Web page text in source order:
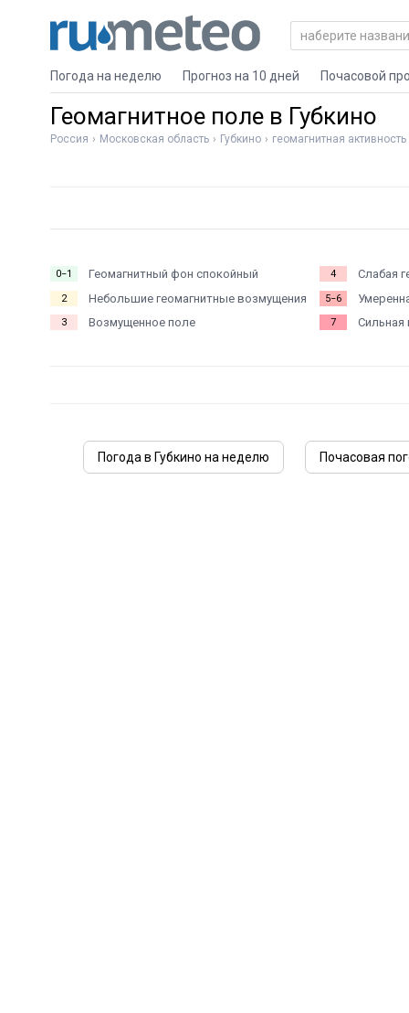
Погода на неделю Прогноз на 10 дней Почасовой
Геомагнитное поле в Губкино
Россия Московская область Губкино геомагнитная активность
0−1 Геомагнитный фон спокойный
2 Небольшие геомагнитные возмущения
3 Возмущенное поле
4 Слабая
5−6
7 Сильная
Погода в Губкино на неделю Почасовая